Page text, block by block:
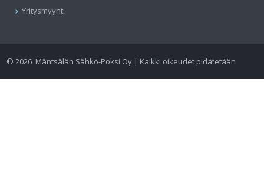
Yritysmyynti
©2026 Mäntsälän Sähkö-Poksi Oy | Kaikki oikeudet pidätetään